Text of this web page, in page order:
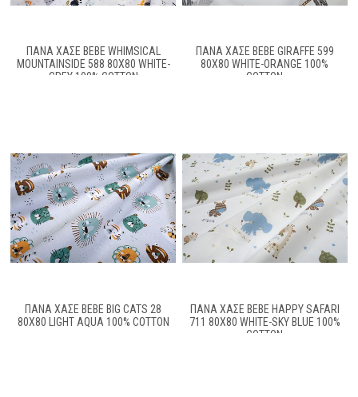
ΠΆΝΑ ΧΑΣΈ BEBE WHIMSICAL
MOUNTAINSIDE 588 80X80 WHITE-
GREY 100% COTTON
ΠΆΝΑ ΧΑΣΈ BEBE GIRAFFE 599
80X80 WHITE-ORANGE 100%
COTTON
ΠΆΝΑ ΧΑΣΈ BEBE BIG CATS 28
80X80 LIGHT AQUA 100% COTTON
ΠΆΝΑ ΧΑΣΈ BEBE HAPPY SAFARI
711 80X80 WHITE-SKY BLUE 100%
COTTON